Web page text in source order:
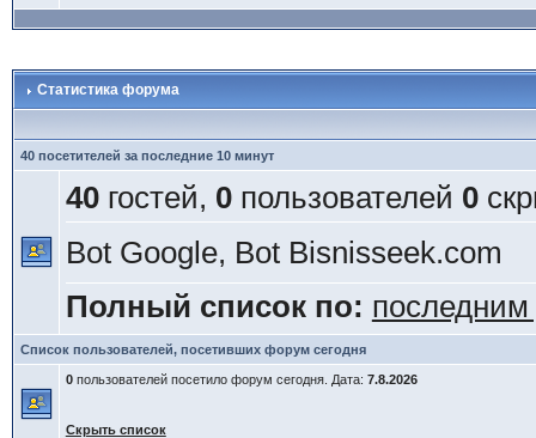
Статистика форума
40 посетителей за последние 10 минут
40гостей, 0пользователей 0
Bot Google, Bot Bisnisseek.com
Полный список по:
Список пользователей, посетивших форум сегодня
0пользователей посетило форум сегодня. Дата: 7.8.2026
Скрыть список